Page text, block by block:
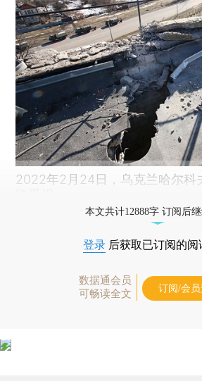
2022年2月24日，乌克兰哈尔科
本文共计12888字 订阅后
登录 后获取已订阅的阅
数据通会员
可畅读全文
订阅/会员